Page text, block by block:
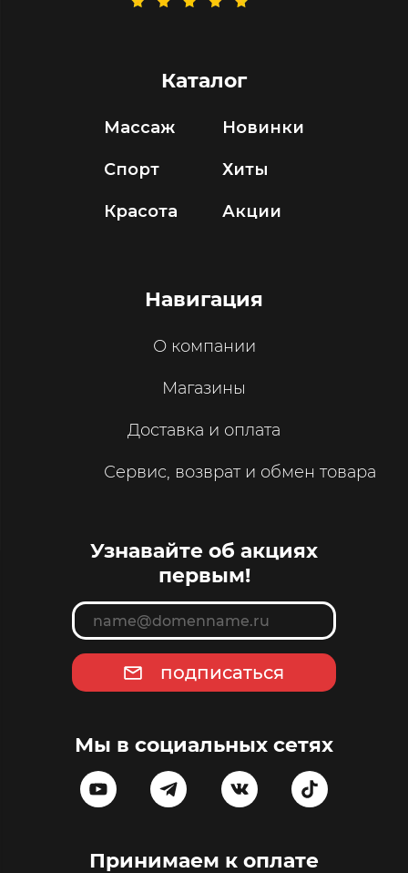
Каталог
Массаж
Спорт
Красота
Новинки
Хиты
Акции
Навигация
О компании
Магазины
Доставка и оплата
Сервис, возврат и обмен товара
Узнавайте об акциях
первым!
подписаться
Мы в социальных сетях
Принимаем к оплате